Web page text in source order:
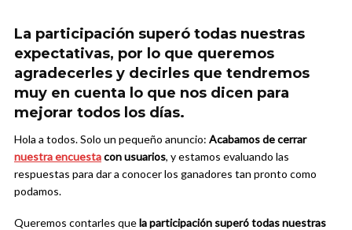
La participación superó todas nuestras
expectativas, por lo que queremos
agradecerles y decirles que tendremos
muy en cuenta lo que nos dicen para
mejorar todos los días.
Hola a todos. Solo un pequeño anuncio: Acabamos de cerrar
nuestra encuestacon usuarios, y estamos evaluando las
respuestas para dar a conocer los ganadores tan pronto como
podamos.
Queremos contarles quela participación superó todas nuestras